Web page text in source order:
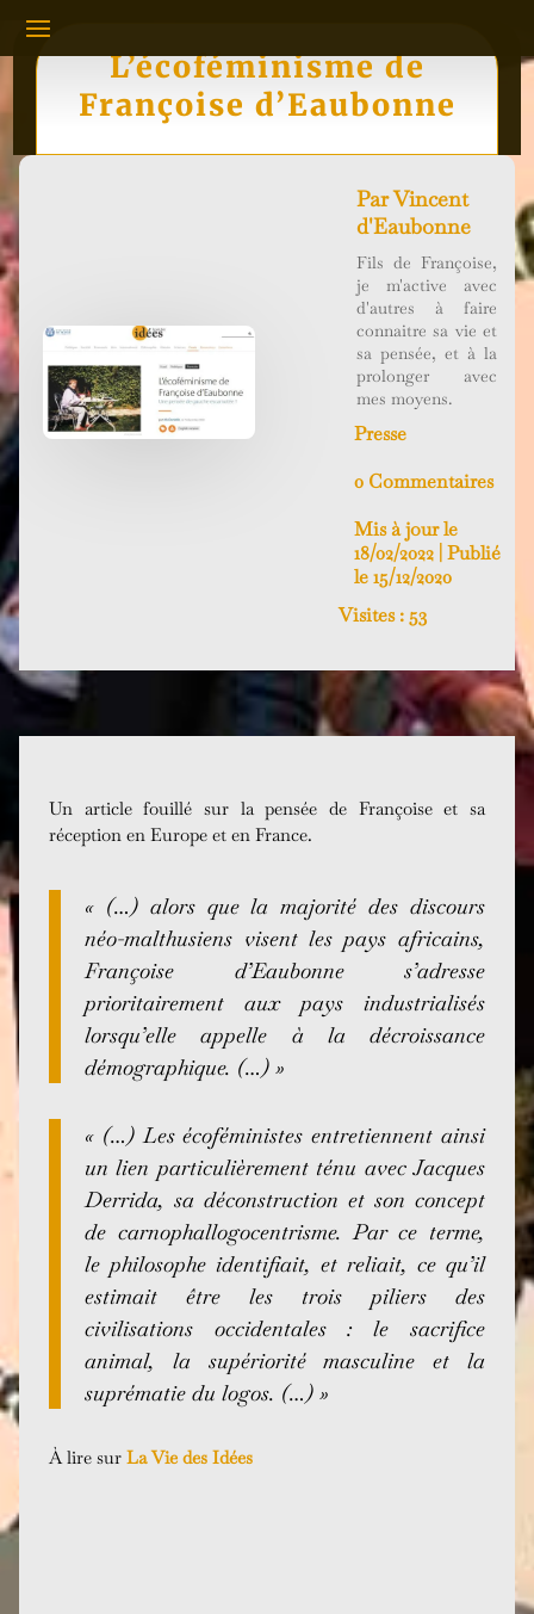
L’écoféminisme de
Françoise d’Eaubonne
ParVincent
d'Eaubonne
Fils de Françoise,
je m'active avec
d'autres à faire
connaitre sa vie et
sa pensée, et à la
prolonger avec
mes moyens.
Presse
0 Commentaires
Mis à jour le
18/02/2022 | Publié
le 15/12/2020
Visites : 53
Un article fouillé sur la pensée de Françoise et sa
réception en Europe et en France.
« (…) alors que la majorité des discours
néo-malthusiens visent les pays africains,
Françoise d’Eaubonne s’adresse
prioritairement aux pays industrialisés
lorsqu’elle appelle à la décroissance
démographique. (…) »
« (…) Les écoféministes entretiennent ainsi
un lien particulièrement ténu avec Jacques
Derrida, sa déconstruction et son concept
de carnophallogocentrisme. Par ce terme,
le philosophe identifiait, et reliait, ce qu’il
estimait être les trois piliers des
civilisations occidentales : le sacrifice
animal, la supériorité masculine et la
suprématie du logos. (…) »
À lire surLa Vie des Idées